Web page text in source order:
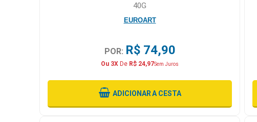
40G
EUROART
POR: R$ 74,90
Ou 3X De R$ 24,97Sem Juros
ADICIONARA CESTA